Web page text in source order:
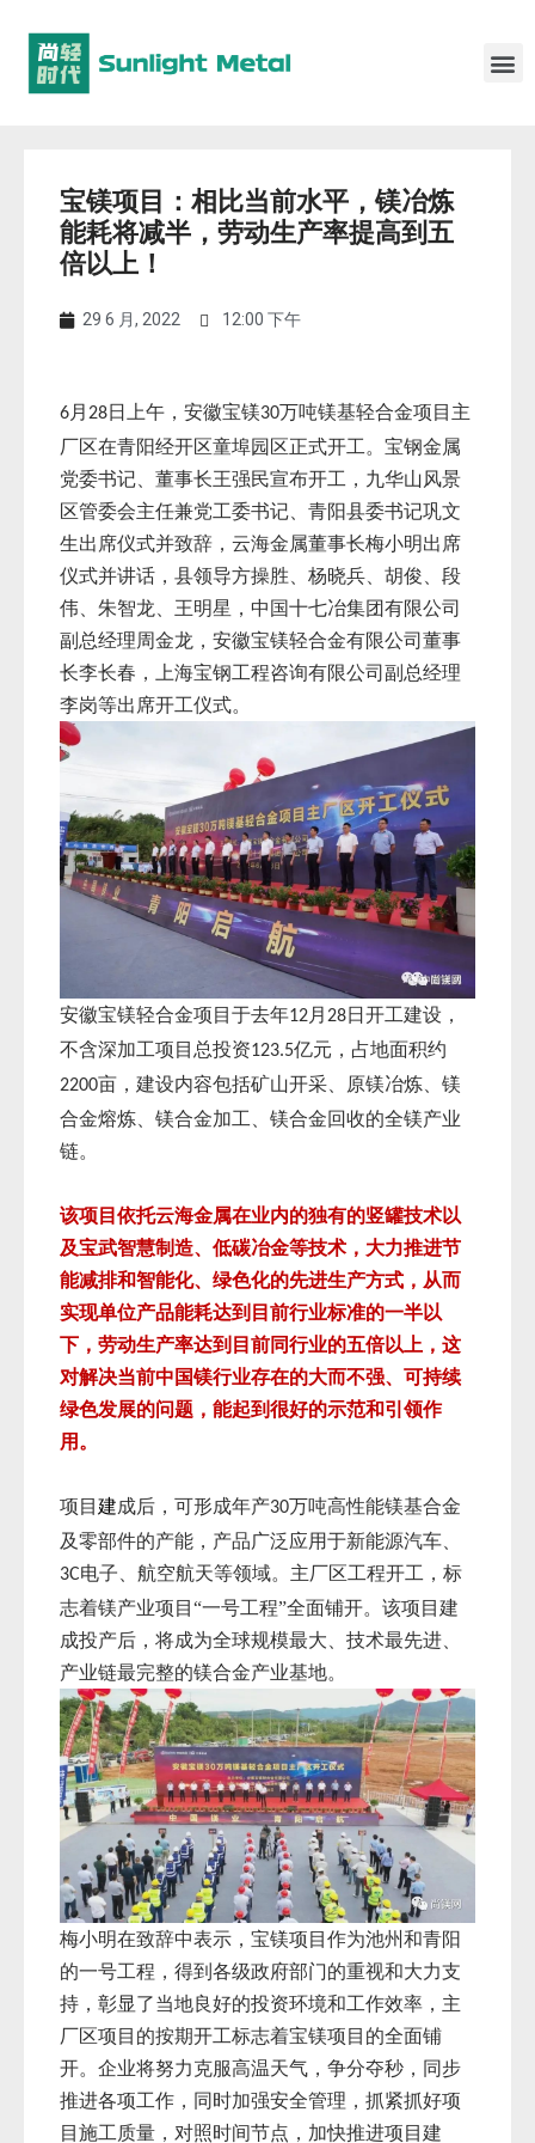
宝镁项目：相比当前水平，镁冶炼
能耗将减半，劳动生产率提高到五
倍以上！
29 6 月, 2022 12:00 下午
6月 28日上午，安徽宝镁30万吨镁基轻合金项目主
厂区在青阳经开区童埠园区正式开工。宝钢金属
党委书记、董事长王强民宣布开工，九华山风景
区管委会主任兼党工委书记、青阳县委书记巩文
生出席仪式并致辞，云海金属董事长梅小明出席
仪式并讲话，县领导方操胜、杨晓兵、胡俊、段
伟、朱智龙、王明星，中国十七冶集团有限公司
副总经理周金龙，安徽宝镁轻合金有限公司董事
长李长春，上海宝钢工程咨询有限公司副总经理
李岗等出席开工仪式。
安徽宝镁轻合金项目于去年12月 28日开工建设，
不含深加工项目总投资123.5亿元，占地面积约
2200亩，建设内容包括矿山开采、原镁冶炼、镁
合金熔炼、镁合金加工、镁合金回收的全镁产业
链。
该项目依托云海金属在业内的独有的竖罐技术以
及宝武智慧制造、低碳冶金等技术，大力推进节
能减排和智能化、绿色化的先进生产方式，从而
实现单位产品能耗达到目前行业标准的一半以
下，劳动生产率达到目前同行业的五倍以上，这
对解决当前中国镁行业存在的大而不强、可持续
绿色发展的问题，能起到很好的示范和引领作
用。
项目 建成后，可形成年产30万吨高性能镁基合金
及零部件的产能，产品广泛应用于新能源汽车、
3C电子、航空航天等领域。主厂区工程开工，标
志着镁产业项目“一号工程”全面铺开。该项目建
成投产后，将成为全球规模最大、技术最先进、
产业链最完整的镁合金产业基地。
梅小明在致辞中表示，宝镁项目作为池州和青阳
的一号工程，得到各级政府部门的重视和大力支
持，彰显了当地良好的投资环境和工作效率，主
厂区项目的按期开工标志着宝镁项目的全面铺
开。企业将努力克服高温天气，争分夺秒，同步
推进各项工作，同时加强安全管理，抓紧抓好项
目施工质量，对照时间节点，加快推进项目建